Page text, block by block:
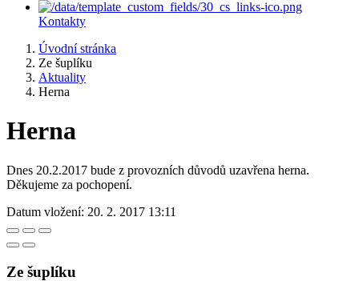
Kontakty
Úvodní stránka
Ze šuplíku
Aktuality
Herna
Herna
Dnes 20.2.2017 bude z provozních důvodů uzavřena herna.
Děkujeme za pochopení.
Datum vložení: 20. 2. 2017 13:11
Ze šuplíku